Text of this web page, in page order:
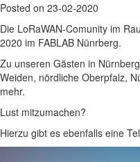
Posted on 23-02-2020
Die LoRaWAN-Comunity im
2020 im FABLAB Nünrberg.
Zu unseren Gästen in
Weiden, nördliche Oberpfalz,
mehr.
Lust mitzumachen?
Hierzu gibt es ebenfalls eine